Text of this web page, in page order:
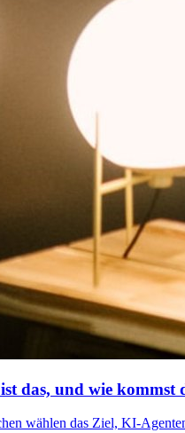
das, und wie kommst
wählen das Ziel, KI-